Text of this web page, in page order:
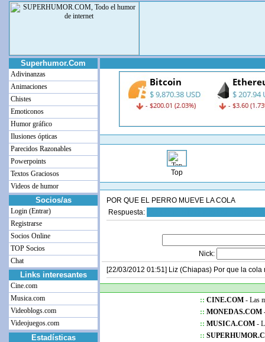
Superhumor.Com
Adivinanzas
Animaciones
Chistes
Emoticonos
Humor gráfico
Ilusiones ópticas
Parecidos Razonables
Powerpoints
Textos Graciosos
Videos de humor
Socios/as
Login (Entrar)
Registrarse
Socios Online
TOP Socios
Chat
Links interesantes
Cine.com
Musica.com
Videoblogs.com
Videojuegos.com
Estadísticas
Top
POR QUE EL PERRO MUEVE LA COLA
Respuesta:
Nick:
[22/03/2012 01:51] Liz (Chiapas) Por que la
:: CINE.COM - Las
:: MONEDAS.COM
:: MUSICA.COM -
::